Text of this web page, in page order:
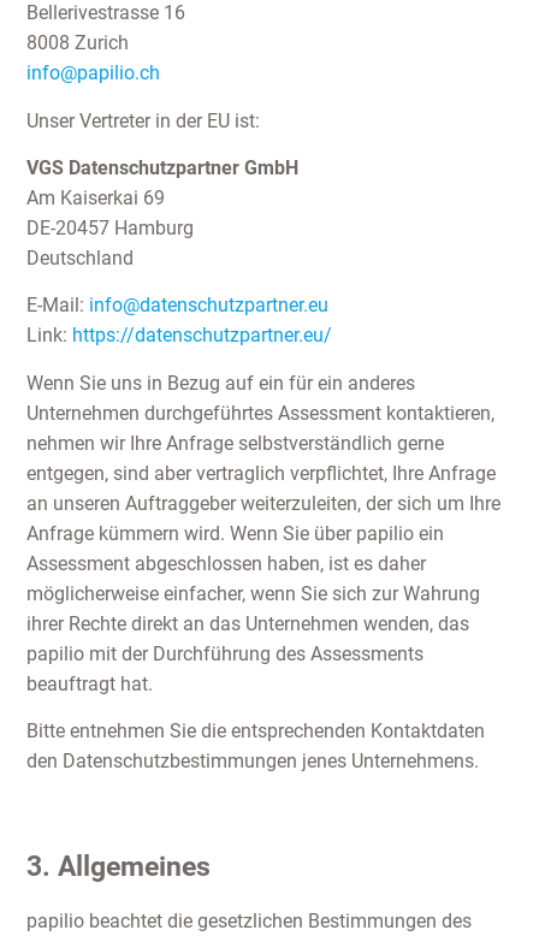
Bellerivestrasse 16
8008 Zurich
info@papilio.ch
Unser Vertreter in der EU ist:
VGS Datenschutzpartner GmbH
Am Kaiserkai 69
DE-20457 Hamburg
Deutschland
E-Mail: info@datenschutzpartner.eu
Link: https://datenschutzpartner.eu/
Wenn Sie uns in Bezug auf ein für ein anderes
Unternehmen durchgeführtes Assessment kontaktieren,
nehmen wir Ihre Anfrage selbstverständlich gerne
entgegen, sind aber vertraglich verpflichtet, Ihre Anfrage
an unseren Auftraggeber weiterzuleiten, der sich um Ihre
Anfrage kümmern wird. Wenn Sie über papilio ein
Assessment abgeschlossen haben, ist es daher
möglicherweise einfacher, wenn Sie sich zur Wahrung
ihrer Rechte direkt an das Unternehmen wenden, das
papilio mit der Durchführung des Assessments
beauftragt hat.
Bitte entnehmen Sie die entsprechenden Kontaktdaten
den Datenschutzbestimmungen jenes Unternehmens.
3. Allgemeines
papilio beachtet die gesetzlichen Bestimmungen des